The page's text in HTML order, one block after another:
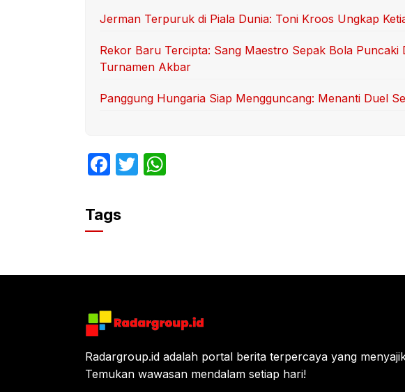
Jerman Terpuruk di Piala Dunia: Toni Kroos Ungkap
Rekor Baru Tercipta: Sang Maestro Sepak Bola
Turnamen Akbar
Panggung Hungaria Siap Mengguncang: Menanti Duel
F
c
e
o
k
T
p
Tags
Radargroup.id adalah portal berita terpercaya yang
Temukan wawasan mendalam setiap hari!